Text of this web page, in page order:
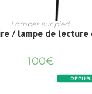
Lampes sur pied
/ lampe de lecture
100€